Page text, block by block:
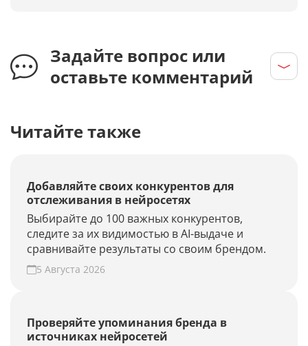
Задайте вопрос или
оставьте комментарий
Читайте также
Добавляйте своих конкурентов для
отслеживания в нейросетях
Выбирайте до 100 важных конкурентов,
следите за их видимостью в AI-выдаче и
сравнивайте результаты со своим брендом.
5 Августа 2026
Проверяйте упоминания бренда в
источниках нейросетей